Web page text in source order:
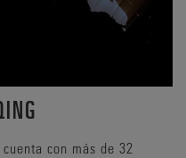
con más de 32